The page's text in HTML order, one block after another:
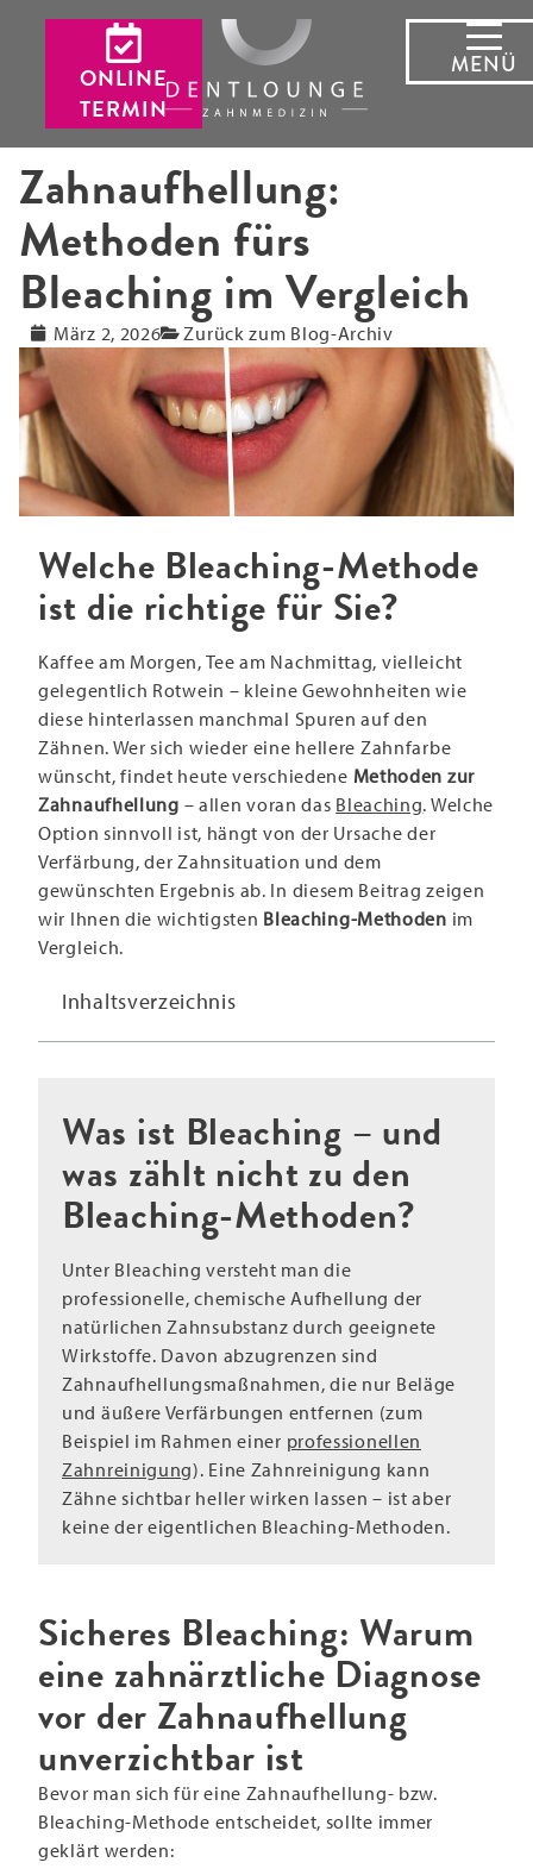
ONLINE
TERMIN
MENÜ
Zahnaufhellung:
Methoden fürs
Bleaching im Vergleich
März 2, 2026 Zurück zum Blog-Archiv
Welche Bleaching-Methode
ist die richtige für Sie?
Kaffee am Morgen, Tee am Nachmittag, vielleicht
gelegentlich Rotwein – kleine Gewohnheiten wie
diese hinterlassen manchmal Spuren auf den
Zähnen. Wer sich wieder eine hellere Zahnfarbe
wünscht, findet heute verschiedene Methoden zur
Zahnaufhellung – allen voran das Bleaching. Welche
Option sinnvoll ist, hängt von der Ursache der
Verfärbung, der Zahnsituation und dem
gewünschten Ergebnis ab. In diesem Beitrag zeigen
wir Ihnen die wichtigsten Bleaching-Methoden im
Vergleich.
Inhaltsverzeichnis
Was ist Bleaching – und
was zählt nicht zu den
Bleaching-Methoden?
Unter Bleaching versteht man die
professionelle, chemische Aufhellung der
natürlichen Zahnsubstanz durch geeignete
Wirkstoffe. Davon abzugrenzen sind
Zahnaufhellungsmaßnahmen, die nur Beläge
und äußere Verfärbungen entfernen (zum
Beispiel im Rahmen einer professionellen
Zahnreinigung). Eine Zahnreinigung kann
Zähne sichtbar heller wirken lassen – ist aber
keine der eigentlichen Bleaching-Methoden.
Sicheres Bleaching: Warum
eine zahnärztliche Diagnose
vor der Zahnaufhellung
unverzichtbar ist
Bevor man sich für eine Zahnaufhellung- bzw.
Bleaching-Methode entscheidet, sollte immer
geklärt werden: